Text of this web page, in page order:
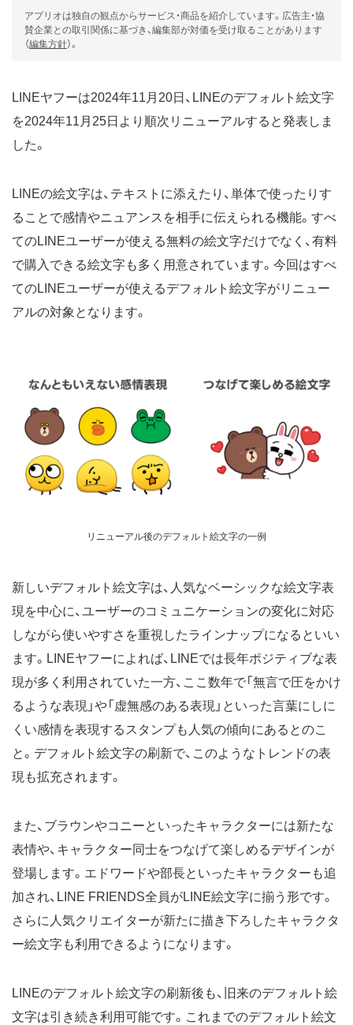
アプリオは独自の観点からサービス・商品を紹介しています。広告主・協
賛企業との取引関係に基づき、編集部が対価を受け取ることがあります
（編集方針）。
LINEヤフーは2024年11月20日、LINEのデフォルト絵文字
を2024年11月25日より順次リニューアルすると発表しま
した。
LINEの絵文字は、テキストに添えたり、単体で使ったりす
ることで感情やニュアンスを相手に伝えられる機能。すべ
てのLINEユーザーが使える無料の絵文字だけでなく、有料
で購入できる絵文字も多く用意されています。今回はすべ
てのLINEユーザーが使えるデフォルト絵文字がリニュー
アルの対象となります。
リニューアル後のデフォルト絵文字の一例
新しいデフォルト絵文字は、人気なベーシックな絵文字表
現を中心に、ユーザーのコミュニケーションの変化に対応
しながら使いやすさを重視したラインナップになるといい
ます。LINEヤフーによれば、LINEでは長年ポジティブな表
現が多く利用されていた一方、ここ数年で「無言で圧をかけ
るような表現」や「虚無感のある表現」といった言葉にしに
くい感情を表現するスタンプも人気の傾向にあるとのこ
と。デフォルト絵文字の刷新で、このようなトレンドの表
現も拡充されます。
また、ブラウンやコニーといったキャラクターには新たな
表情や、キャラクター同士をつなげて楽しめるデザインが
登場します。エドワードや部長といったキャラクターも追
加され、LINE FRIENDS全員がLINE絵文字に揃う形です。
さらに人気クリエイターが新たに描き下ろしたキャラクタ
ー絵文字も利用できるようになります。
LINEのデフォルト絵文字の刷新後も、旧来のデフォルト絵
文字は引き続き利用可能です。これまでのデフォルト絵文